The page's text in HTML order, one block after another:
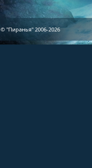
© "Пиранья" 2006-2026